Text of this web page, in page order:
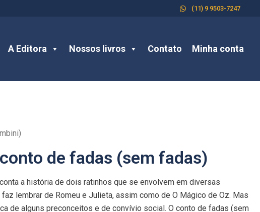
(11) 9 9503-7247
A Editora Nossos livros Contato Minha conta
de fadas (sem fadas)
a história de dois ratinhos que se envolvem em diversas
lembrar de Romeu e Julieta, assim como de O Mágico de Oz. Mas
de alguns preconceitos e de convívio social. O conto de fadas (sem